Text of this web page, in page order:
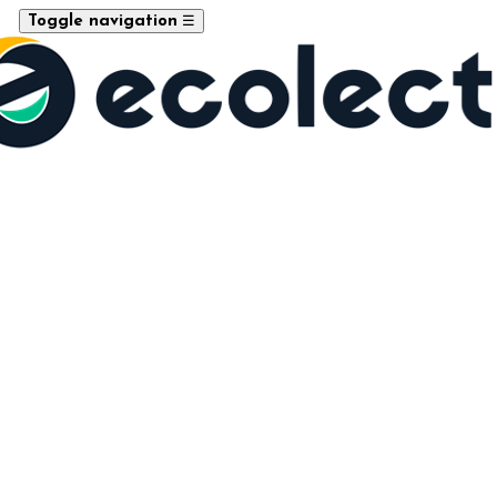
Toggle navigation ☰